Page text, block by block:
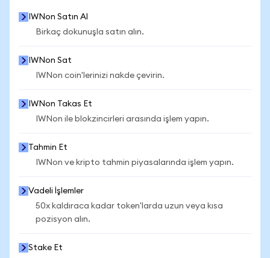
IWNon Satın Al
Birkaç dokunuşla satın alın.
IWNon Sat
IWNon coin'lerinizi nakde çevirin.
IWNon Takas Et
IWNon ile blokzincirleri arasında işlem yapın.
Tahmin Et
IWNon ve kripto tahmin piyasalarında işlem yapın.
Vadeli İşlemler
50x kaldıraca kadar token'larda uzun veya kısa
pozisyon alın.
Stake Et